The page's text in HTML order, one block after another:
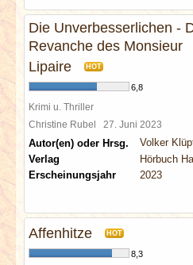
Die Unverbesserlichen -
Revanche des Monsieur
Lipaire
HOT
6,8
Krimi u. Thriller
Christine Rubel 27. Juni 2023
Autor(en) oder Hrsg. Volker
Verlag
Hörbuch
Erscheinungsjahr
2023
Affenhitze HOT
8,3